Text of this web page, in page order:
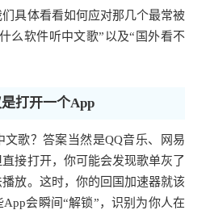
具体看看如何应对那几个最常被
么软件听中文歌”以及“国外看不
打开一个App
歌？答案当然是QQ音乐、网易
接打开，你可能会发现歌单灰了
放。这时，你的回国加速器就该
会瞬间“解锁”，识别为你人在